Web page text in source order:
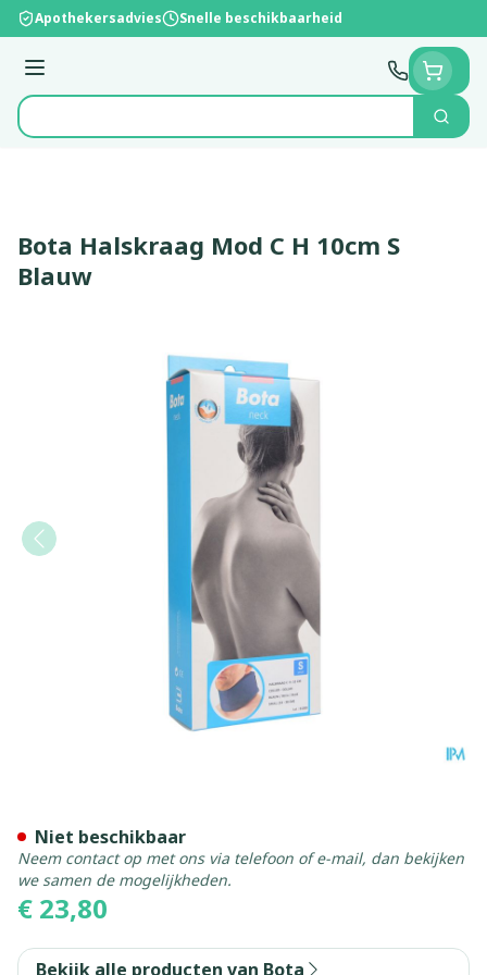
Ga naar de inhoud
Apothekersadvies Snelle beschikbaarheid
Menu
Product, merk, categorie...
Zoek
Bota Halskraag Mod C H 10cm S
Blauw
€ 23,80
Niet beschikbaar
Neem contact op met ons via telefoon of e-mail, dan bekijken
we samen de mogelijkheden.
Bekijk alle producten van Bota